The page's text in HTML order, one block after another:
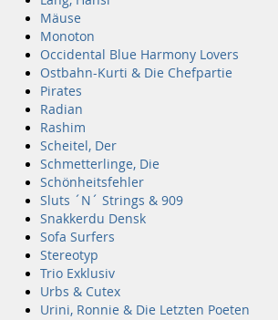
Mäuse
Monoton
Occidental Blue Harmony Lovers
Ostbahn-Kurti & Die Chefpartie
Pirates
Radian
Rashim
Scheitel, Der
Schmetterlinge, Die
Schönheitsfehler
Sluts ´N´ Strings & 909
Snakkerdu Densk
Sofa Surfers
Stereotyp
Trio Exklusiv
Urbs & Cutex
Urini, Ronnie & Die Letzten Poeten